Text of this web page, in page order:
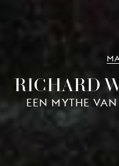
RICHARD
EEN MYTHE